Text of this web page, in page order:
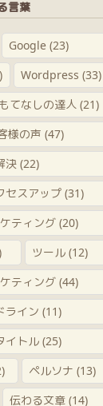
言葉
Google (23)
Wordpress (33)
てなしの達人 (21)
様の声 (47)
決(22)
セスアップ(31)
ティング(20)
ツール (12)
ティング(44)
ライン (11)
イトル(25)
ペルソナ (13)
伝わる文章 (14)